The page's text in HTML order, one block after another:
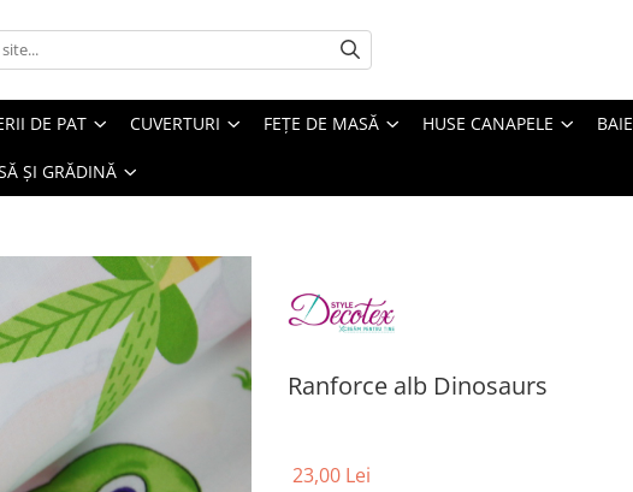
DE PAT CUVERTURI FEȚE DE MASĂ HUSE CANAPELE BAIE
ȘI GRĂDINĂ
Ranforce alb Dinosaurs
23,00 Lei